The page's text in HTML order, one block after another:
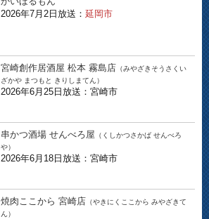
2026年7月2日放送： 延岡市
宮崎創作居酒屋 松本 霧島店 （みやざきそうさくい
ざかや まつもと きりしまてん）
2026年6月25日放送：宮崎市
串かつ酒場 せんべろ屋 （くしかつさかば せんべろ
や）
2026年6月18日放送：宮崎市
焼肉ここから 宮崎店 （やきにくここから みやざきて
ん）